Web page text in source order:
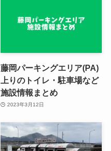
藤岡パーキングエリア(PA)
上りのトイレ・駐車場など
施設情報まとめ
2023年3月12日